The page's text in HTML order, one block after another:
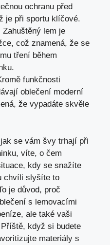
ochranu před
je při sportu klíčové.
Zahuštěný lem je
což znamená, že se
tření během
funkčnosti
oblečení moderní
že vypadáte skvěle
se vám švy trhají při
víte, o čem
kdy se snažíte
chvíli slyšíte to
je důvod, proč
s lemovacími
ale také vaši
když si budete
materiály s